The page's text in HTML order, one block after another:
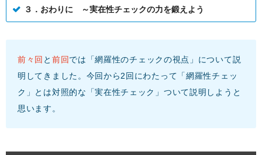
３．おわりに ～実在性チェックの力を鍛えよう
前々回 と 前回では「網羅性のチェックの視点」について説
明してきました。今回から2回にわたって「網羅性チェッ
ク」とは対照的な「実在性チェック」ついて説明しようと
思います。